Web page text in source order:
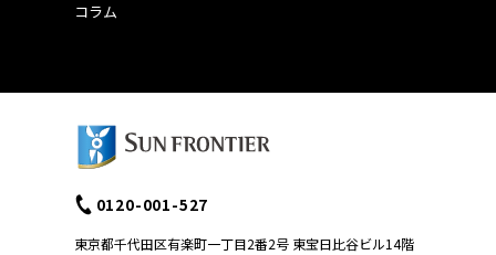
コラム
0120-001-527
東京都千代田区有楽町一丁目2番2号 東宝日比谷ビル14階